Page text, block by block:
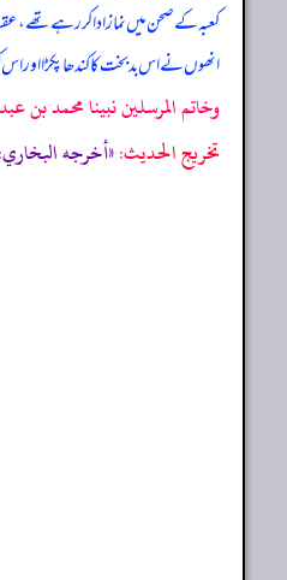
کعبہ کے صحن میں نماز ادا کر رہے تھے،
انھوں نے اس بد بخت کا کندھا پکڑا اور
وخاتم المرسلين نبينا محمد بن
تخریج الحدیث:«أخرجه البخاري: 4815، (انظر مسند أحمد ترقيم الرسالة: 6908 ترقیم بيت الأفكار الدولية: 6908»